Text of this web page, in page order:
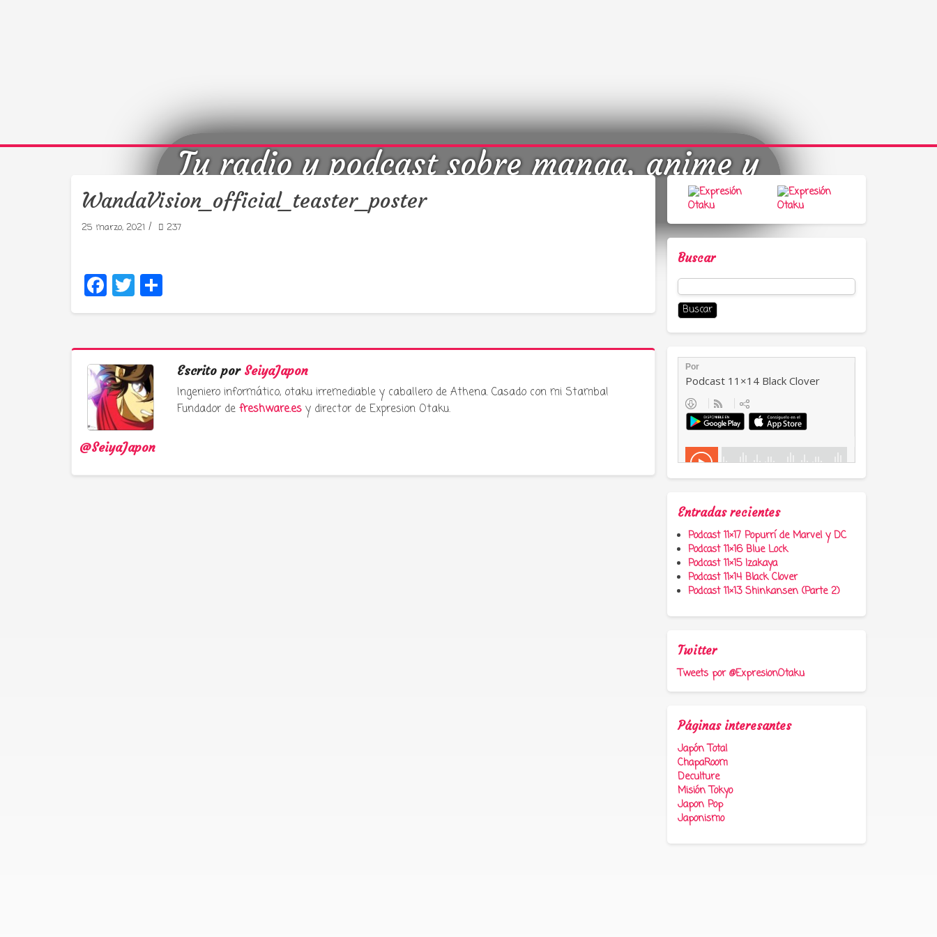
Tu radio y podcast sobre manga, anime y
cultura japonesa ツ
WandaVision_official_teaster_poster
25 marzo, 2021 / 237
Facebook
Twitter
@SeiyaJapon
Escrito por SeiyaJapon
Ingeniero informático, otaku irremediable y caballero de Athena. Casado con mi Stamba!
Fundador de freshware.esy director de Expresion Otaku.
Buscar
Buscar:
Entradas recientes
Podcast 11×17 Popurrí de Marvel y DC
Podcast 11×16 Blue Lock
Podcast 11×15 Izakaya
Podcast 11×14 Black Clover
Podcast 11×13 Shinkansen (Parte 2)
Twitter
Tweets por @ExpresionOtaku
Páginas interesantes
Japón Total
ChapaRoom
Deculture
Misión Tokyo
Japon Pop
Japonismo